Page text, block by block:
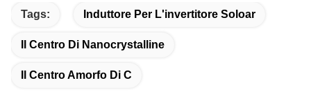
Tags: Induttore Per L'invertitore Soloar
Il Centro Di Nanocrystalline
Il Centro Amorfo Di C